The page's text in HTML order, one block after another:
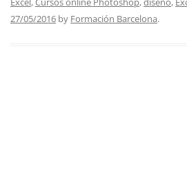
27/05/2016 by Formación Barcelona.